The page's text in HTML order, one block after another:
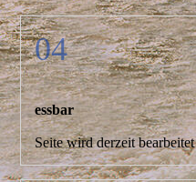
04
essbar
Seite wird derzeit bearbeitet